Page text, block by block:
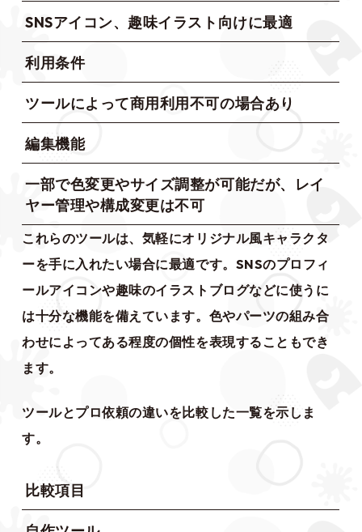
SNSアイコン、趣味イラスト向けに最適
利用条件
ツールによって商用利用不可の場合あり
編集機能
一部で色変更やサイズ調整が可能だが、レイ
ヤー管理や構成変更は不可
これらのツールは、気軽にオリジナル風キャラクタ
ーを手に入れたい場合に最適です。SNSのプロフィ
ールアイコンや趣味のイラストブログなどに使うに
は十分な機能を備えています。色やパーツの組み合
わせによってある程度の個性を表現することもでき
ます。
ツールとプロ依頼の違いを比較した一覧を示しま
す。
比較項目